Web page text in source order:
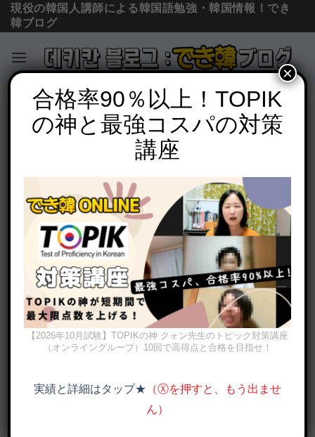
Skip
content
現役の韓国人講師による韓国語勉強・韓国情報！でき
韓ブログ
韓国旅行
【韓国旅行 おすすめスポット】チェジュ
島（済州島）：제주도 －PART２
POSTED ON2007年7月28日 BY でき韓 パク先生
少しでも「チェジュって魅力のある島だな～一度
合格率90％以上！TOPIK
の神と最強コスパの対策
講座
【2026年10月試験】TOPIKの神 クォン先生のトピック対策講座
（オンライングループ）10回で高得点と合格を目指せ！
実績と詳細はタップ★ （Ⓧを押すと、もう出ませ
ん）
×